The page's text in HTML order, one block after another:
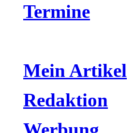
Termine
Mein Artikel
Redaktion